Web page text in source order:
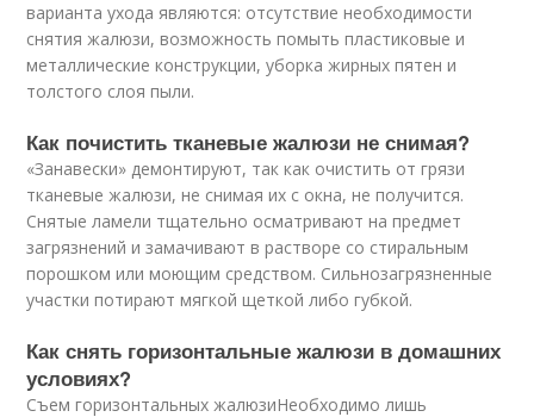
варианта ухода являются: отсутствие необходимости
снятия жалюзи, возможность помыть пластиковые и
металлические конструкции, уборка жирных пятен и
толстого слоя пыли.
Как почистить тканевые жалюзи не снимая?
«Занавески» демонтируют, так как очистить от грязи
тканевые жалюзи, не снимая их с окна, не получится.
Снятые ламели тщательно осматривают на предмет
загрязнений и замачивают в растворе со стиральным
порошком или моющим средством. Сильнозагрязненные
участки потирают мягкой щеткой либо губкой.
Как снять горизонтальные жалюзи в домашних
условиях?
Съем горизонтальных жалюзиНеобходимо лишь